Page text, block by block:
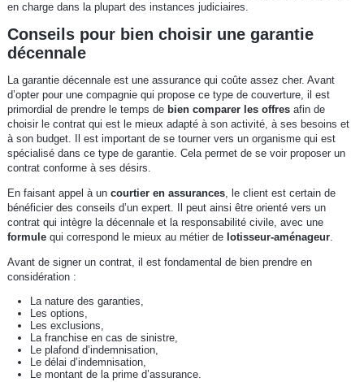
en charge dans la plupart des instances judiciaires.
Conseils pour bien choisir une garantie
décennale
La garantie décennale est une assurance qui coûte assez cher. Avant
d’opter pour une compagnie qui propose ce type de couverture, il est
primordial de prendre le temps de bien comparer les offresafin de
choisir le contrat qui est le mieux adapté à son activité, à ses besoins et
à son budget. Il est important de se tourner vers un organisme qui est
spécialisé dans ce type de garantie. Cela permet de se voir proposer un
contrat conforme à ses désirs.
En faisant appel à un courtier en assurances, le client est certain de
bénéficier des conseils d’un expert. Il peut ainsi être orienté vers un
contrat qui intègre la décennale et la responsabilité civile, avec une
formule qui correspond le mieux au métier de lotisseur-aménageur.
Avant de signer un contrat, il est fondamental de bien prendre en
considération :
La nature des garanties,
Les options,
Les exclusions,
La franchise en cas de sinistre,
Le plafond d’indemnisation,
Le délai d’indemnisation,
Le montant de la prime d’assurance.